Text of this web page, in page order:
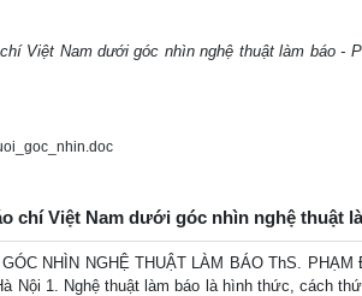
Việt Nam dưới góc nhìn nghệ thuật làm báo -
chí Việt Nam dưới góc nhìn nghệ thuật
NHÌN NGHỆ THUẬT LÀM BÁO ThS.
Nội 1. Nghệ thuật làm báo là hình thức, cách